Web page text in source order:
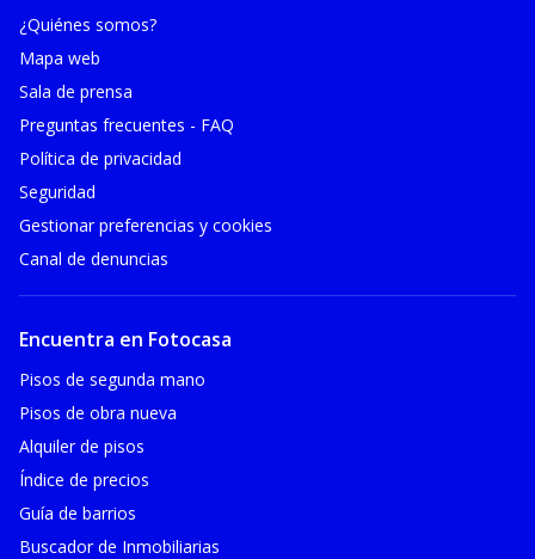
¿Quiénes somos?
Mapa web
Sala de prensa
Preguntas frecuentes - FAQ
Política de privacidad
Seguridad
Gestionar preferencias y cookies
Canal de denuncias
Encuentra en Fotocasa
Pisos de segunda mano
Pisos de obra nueva
Alquiler de pisos
Índice de precios
Guía de barrios
Buscador de Inmobiliarias